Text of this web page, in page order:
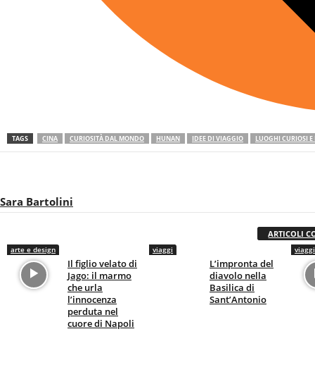
TAGS CINA CURIOSITÀ DAL MONDO HUNAN IDEE DI VIAGGIO LUOGHI CURIOSI
Sara Bartolini
ARTICOLI
arte e design
Il figlio velato di
Jago: il marmo
che urla
l’innocenza
perduta nel
cuore di Napoli
viaggi
L’impronta del
diavolo nella
Basilica di
Sant’Antonio
viaggi